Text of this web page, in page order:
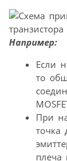
Например:
Если
то
При
точка
плеча